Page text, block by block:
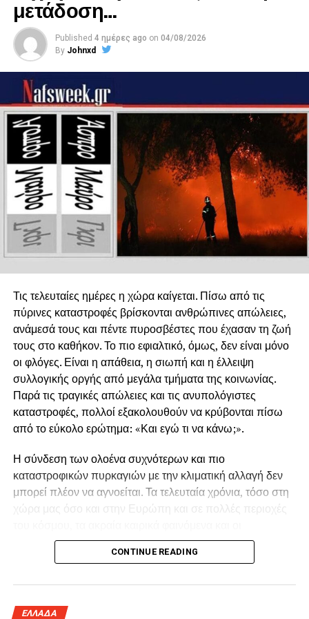
Κόκλα Κατερίνα
μετάδοση…
Published 4 ημέρες ago on 04/08/2026
By Johnxd
Τις τελευταίες ημέρες η χώρα καίγεται. Πίσω από τις
πύρινες καταστροφές βρίσκονται ανθρώπινες απώλειες,
ανάμεσά τους και πέντε πυροσβέστες που έχασαν τη ζωή
τους στο καθήκον. Το πιο εφιαλτικό, όμως, δεν είναι μόνο
οι φλόγες. Είναι η απάθεια, η σιωπή και η έλλειψη
συλλογικής οργής από μεγάλα τμήματα της κοινωνίας.
Παρά τις τραγικές απώλειες και τις ανυπολόγιστες
καταστροφές, πολλοί εξακολουθούν να κρύβονται πίσω
από το εύκολο ερώτημα: «Και εγώ τι να κάνω;».
Η σύνδεση των ολοένα συχνότερων και πιο
καταστροφικών πυρκαγιών με την κλιματική αλλαγή δεν
μπορεί πλέον να αγνοείται. Τα τελευταία χρόνια, τόσο στη
χώρα μας όσο και στην Ευρώπη και σε πολλές περιοχές
παρατεταμένοι καύσωνες δημιουργούν συνθήκες που
ευνοούν την εκδήλωση και την ταχύτατη εξάπλωση των
Γι’ αυτό υπάρχει επείγουσα ανάγκη για την
CONTINUE READING
ΕΛΛΑΔΑ